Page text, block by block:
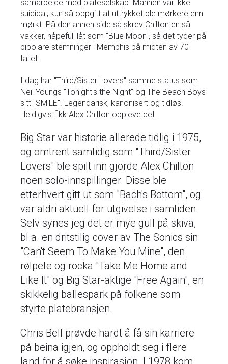
samarbeide med plateselskap. Mannen var ikke
suicidal, kun så oppgitt at uttrykket ble mørkere enn
mørkt. På den annen side så skrev Chilton en så
vakker, håpefull låt som "Blue Moon", så det tyder på
bipolare stemninger i Memphis på midten av 70-
tallet.
I dag har "Third/Sister Lovers" samme status som
Neil Youngs "Tonight's the Night" og The Beach Boys
sitt "SMiLE". Legendarisk, kanonisert og tidløs.
Heldigvis fikk Alex Chilton oppleve det.
Big Star var historie allerede tidlig i 1975,
og omtrent samtidig som "Third/Sister
Lovers" ble spilt inn gjorde Alex Chilton
noen solo-innspillinger. Disse ble
etterhvert gitt ut som "Bach's Bottom", og
var aldri aktuell for utgivelse i samtiden.
Selv synes jeg det er mye gull på skiva,
bl.a. en dritstilig cover av The Sonics sin
"Can't Seem To Make You Mine", den
rølpete og rocka "Take Me Home and
Like It" og Big Star-aktige "Free Again", en
skikkelig ballespark på folkene som
styrte platebransjen.
Chris Bell prøvde hardt å få sin karriere
på beina igjen, og oppholdt seg i flere
land for å søke inspirasjon. I 1978 kom